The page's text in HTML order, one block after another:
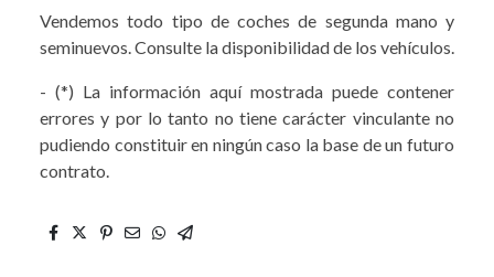
Vendemos todo tipo de coches de segunda mano y
seminuevos. Consulte la disponibilidad de los vehículos.
- (*) La información aquí mostrada puede contener
errores y por lo tanto no tiene carácter vinculante no
pudiendo constituir en ningún caso la base de un futuro
contrato.